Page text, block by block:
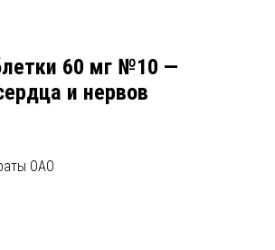
60 мг №10 —
и нервов
ОАО